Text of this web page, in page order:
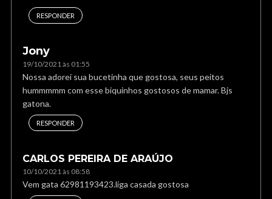
RESPONDER
Jony
19/10/2021 às 01:55
Nossa adorei sua bucetinha que gostosa, seus peitos
hummmmm com esse biquinhos gostosos de mamar. Bjs
gatona.
RESPONDER
CARLOS PEREIRA DE ARAÚJO
10/10/2021 às 08:58
Vem gata 62981193423.liga casada gostosa